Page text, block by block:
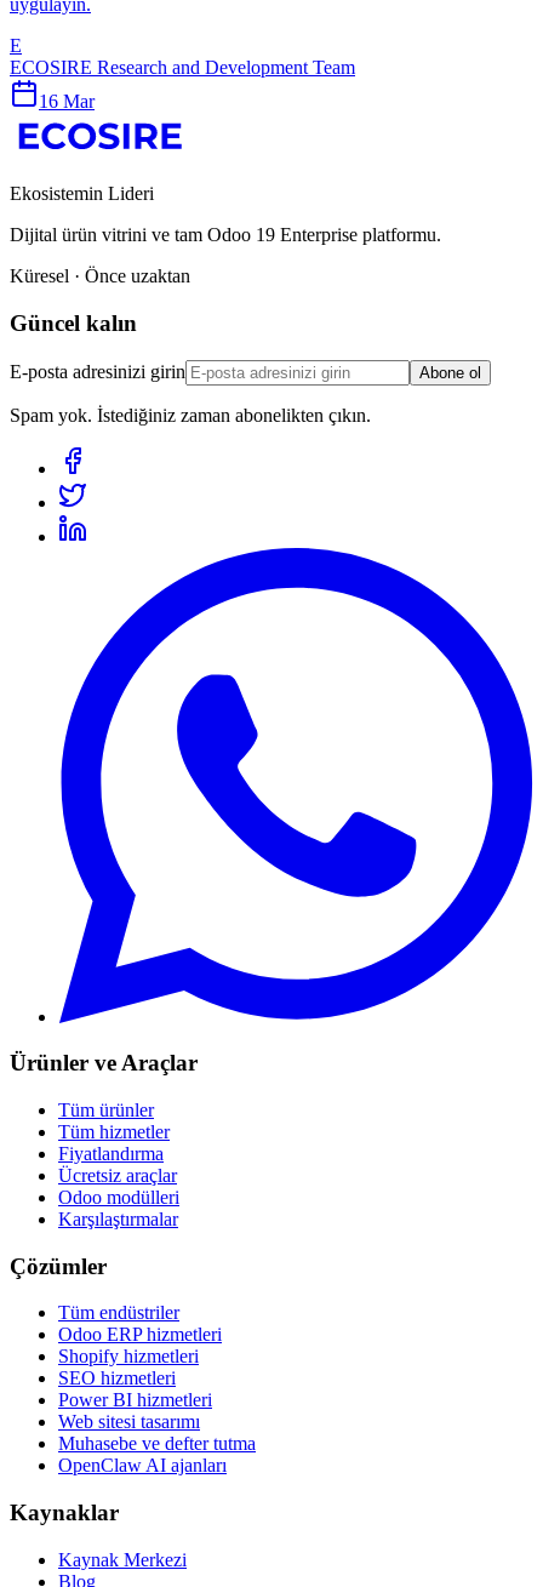
uygulayın.
E
ECOSIRE Research and Development Team
16 Mar
Ekosistemin Lideri
Dijital ürün vitrini ve tam Odoo 19 Enterprise platformu.
Küresel · Önce uzaktan
Güncel kalın
E-posta adresinizi girin Abone ol
Spam yok. İstediğiniz zaman abonelikten çıkın.
Ürünler ve Araçlar
Tüm ürünler
Tüm hizmetler
Fiyatlandırma
Ücretsiz araçlar
Odoo modülleri
Karşılaştırmalar
Çözümler
Tüm endüstriler
Odoo ERP hizmetleri
Shopify hizmetleri
SEO hizmetleri
Power BI hizmetleri
Web sitesi tasarımı
Muhasebe ve defter tutma
OpenClaw AI ajanları
Kaynaklar
Kaynak Merkezi
Blog